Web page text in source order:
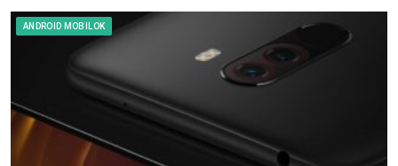
ANDROID MOBILOK